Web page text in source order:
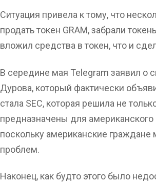
Ситуация привела к тому, что
продать токен GRAM, забрали
вложил средства в токен, что и
В середине мая Telegram заявил о
Дурова, который фактически
стала SEC, которая решила не
предназначены для
поскольку американские граждане
проблем.
Наконец, как будто этого было